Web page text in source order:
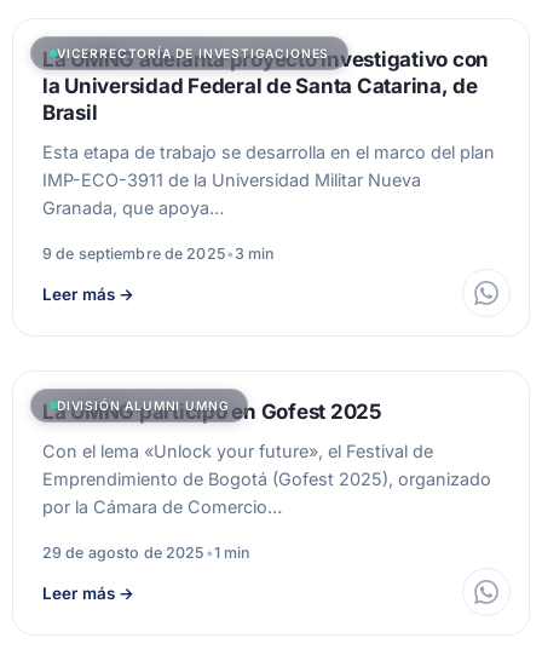
VICERRECTORÍA DE INVESTIGACIONES
La UMNG adelanta proyecto investigativo con
la Universidad Federal de Santa Catarina, de
Brasil
Esta etapa de trabajo se desarrolla en el marco del plan
IMP-ECO-3911 de la Universidad Militar Nueva
Granada, que apoya…
9 de septiembre de 2025• 3 min
Leer más →
DIVISIÓN ALUMNI UMNG
La UMNG participó en Gofest 2025
Con el lema «Unlock your future», el Festival de
Emprendimiento de Bogotá (Gofest 2025), organizado
por la Cámara de Comercio…
29 de agosto de 2025 •1 min
Leer más →